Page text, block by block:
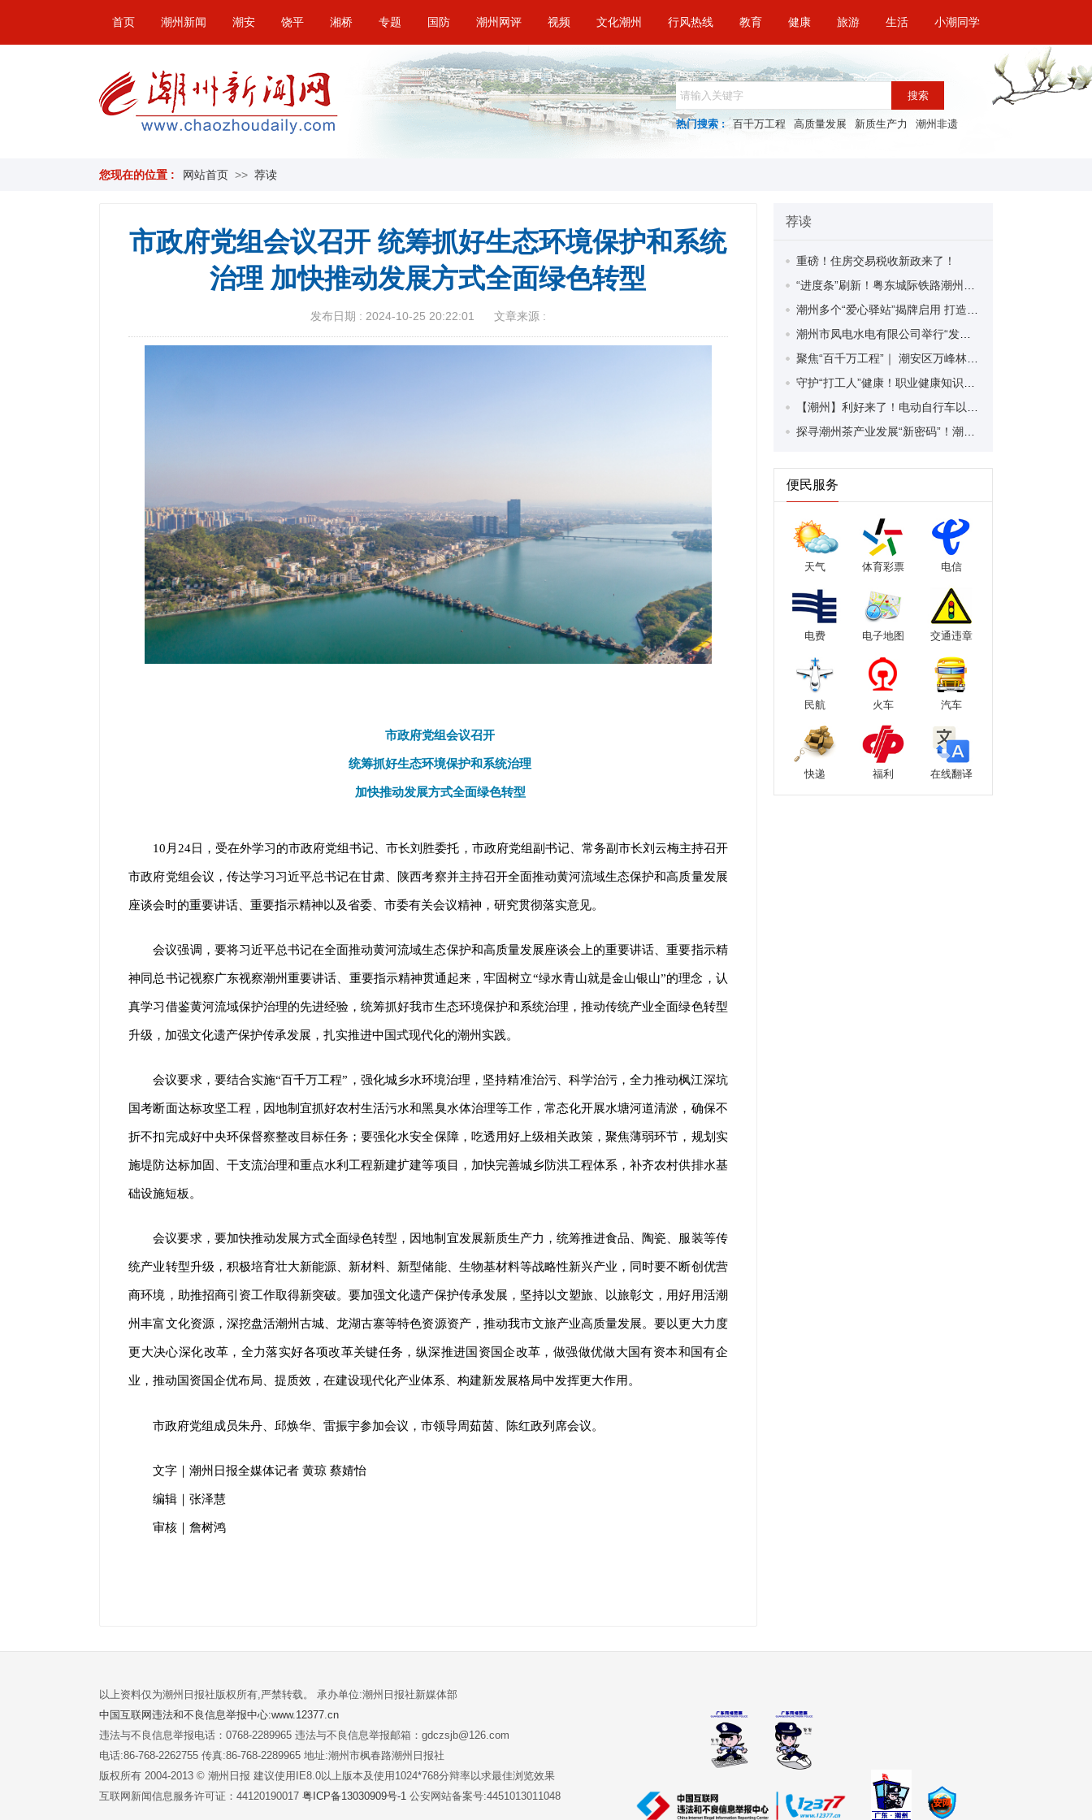
首页 潮州新闻 潮安 饶平 湘桥 专题 国防 潮州网评 视频 文化潮州 行风热线 教育 健康 旅游 生活 小潮同学
搜索
热门搜索 : 百千万工程 高质量发展 新质生产力 潮州非遗
您现在的位置 : 网站首页 >> 荐读
市政府党组会议召开 统筹抓好生态环境保护和系统
治理 加快推动发展方式全面绿色转型
发布日期 : 2024-10-25 20:22:01 文章来源 :
市政府党组会议召开
统筹抓好生态环境保护和系统治理
加快推动发展方式全面绿色转型
10月24日，受在外学习的市政府党组书记、市长刘胜委托，市政府党组副书记、常务副市长刘云梅主持召开
市政府党组会议，传达学习习近平总书记在甘肃、陕西考察并主持召开全面推动黄河流域生态保护和高质量发展
座谈会时的重要讲话、重要指示精神以及省委、市委有关会议精神，研究贯彻落实意见。
会议强调，要将习近平总书记在全面推动黄河流域生态保护和高质量发展座谈会上的重要讲话、重要指示精
神同总书记视察广东视察潮州重要讲话、重要指示精神贯通起来，牢固树立“绿水青山就是金山银山”的理念，认
真学习借鉴黄河流域保护治理的先进经验，统筹抓好我市生态环境保护和系统治理，推动传统产业全面绿色转型
升级，加强文化遗产保护传承发展，扎实推进中国式现代化的潮州实践。
会议要求，要结合实施“百千万工程”，强化城乡水环境治理，坚持精准治污、科学治污，全力推动枫江深坑
国考断面达标攻坚工程，因地制宜抓好农村生活污水和黑臭水体治理等工作，常态化开展水塘河道清淤，确保不
折不扣完成好中央环保督察整改目标任务；要强化水安全保障，吃透用好上级相关政策，聚焦薄弱环节，规划实
施堤防达标加固、干支流治理和重点水利工程新建扩建等项目，加快完善城乡防洪工程体系，补齐农村供排水基
础设施短板。
会议要求，要加快推动发展方式全面绿色转型，因地制宜发展新质生产力，统筹推进食品、陶瓷、服装等传
统产业转型升级，积极培育壮大新能源、新材料、新型储能、生物基材料等战略性新兴产业，同时要不断创优营
商环境，助推招商引资工作取得新突破。要加强文化遗产保护传承发展，坚持以文塑旅、以旅彰文，用好用活潮
州丰富文化资源，深挖盘活潮州古城、龙湖古寨等特色资源资产，推动我市文旅产业高质量发展。要以更大力度
更大决心深化改革，全力落实好各项改革关键任务，纵深推进国资国企改革，做强做优做大国有资本和国有企
业，推动国资国企优布局、提质效，在建设现代化产业体系、构建新发展格局中发挥更大作用。
市政府党组成员朱丹、邱焕华、雷振宇参加会议，市领导周茹茵、陈红政列席会议。
文字｜潮州日报全媒体记者 黄琼 蔡婧怡
编辑｜张泽慧
审核｜詹树鸿
荐读
重磅！住房交易税收新政来了！
便民服务
天气 体育彩票 电信
电费 电子地图 交通违章
民航 火车 汽车
快递 福利 在线翻译
以上资料仅为潮州日报社版权所有,严禁转载。 承办单位:潮州日报社新媒体部
中国互联网违法和不良信息举报中心:www.12377.cn
违法与不良信息举报电话：0768-2289965 违法与不良信息举报邮箱：gdczsjb@126.com
电话:86-768-2262755 传真:86-768-2289965 地址:潮州市枫春路潮州日报社
版权所有 2004-2013 © 潮州日报 建议使用IE8.0以上版本及使用1024*768分辩率以求最佳浏览效果
互联网新闻信息服务许可证：44120190017 粤ICP备13030909号-1 公安网站备案号:4451013011048